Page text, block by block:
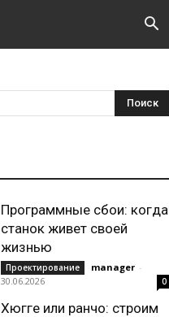
Программные сбои: когда
станок живет своей
жизнью
Проектирование manager -
30.06.2026
0
Хюгге или ранчо: строим